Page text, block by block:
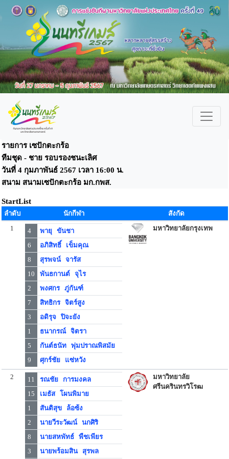
รายการ เซปักตะกร้อ
ทีมชุด - ชาย รอบรองชนะเลิศ
วันที่ 4 กุมภาพันธ์ 2567 เวลา 16:00 น.
สนาม สนามเซปักตะกร้อ มก.กพส.
StartList
ลำดับ นักกีฬา
สังกัด
1
4
พายุ ขันชา
6
อภิสิทธิ์ เข็มคุณ
8
สุรพจน์ จารัส
10
พันธกานต์ จุไร
2
พงศกร ภู่กันฑ์
7
สิทธิกร จิตร์สูง
3
อดิรุจ ปิจะยัง
1
ธนากรณ์ จิตรา
5
กันต์ธนัท พุ่มปราณพิสมัย
9
ศุกร์ชัย แซ่หวัง
มหาวิทยาลัยกรุงเทพ
2 11
รณชัย การมงคล
15
เมธัส โผนพิมาย
1
สันติสุข ล้อซ้ง
2
นายวีระวัฒน์ นกศิริ
8
นายสหพัทธ์ พืชเพียร
3
นายพร้อมสิน สุรพล
มหาวิทยาลัย
ศรีนครินทรวิโรฒ